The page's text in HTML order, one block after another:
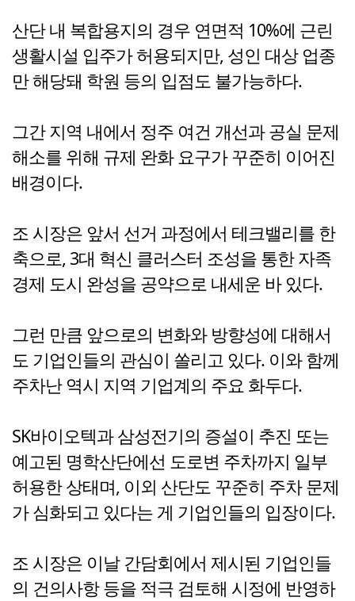
산단 내 복합용지의 경우 연면적 10%에 근린
생활시설 입주가 허용되지만, 성인 대상 업종
만 해당돼 학원 등의 입점도 불가능하다.
그간 지역 내에서 정주 여건 개선과 공실 문제
해소를 위해 규제 완화 요구가 꾸준히 이어진
배경이다.
조 시장은 앞서 선거 과정에서 테크밸리를 한
축으로, 3대 혁신 클러스터 조성을 통한 자족
경제 도시 완성을 공약으로 내세운 바 있다.
그런 만큼 앞으로의 변화와 방향성에 대해서
도 기업인들의 관심이 쏠리고 있다. 이와 함께
주차난 역시 지역 기업계의 주요 화두다.
SK바이오텍과 삼성전기의 증설이 추진 또는
예고된 명학산단에선 도로변 주차까지 일부
허용한 상태며, 이외 산단도 꾸준히 주차 문제
가 심화되고 있다는 게 기업인들의 입장이다.
조 시장은 이날 간담회에서 제시된 기업인들
의 건의사항 등을 적극 검토해 시정에 반영하